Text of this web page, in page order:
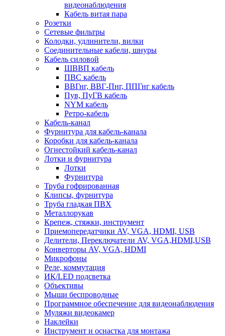
видеонаблюдения
Кабель витая пара
Розетки
Сетевые фильтры
Колодки, удлинители, вилки
Соединительные кабели, шнуры
Кабель силовой
ШВВП кабель
ПВС кабель
ВВГнг, ВВГ-Пнг, ППГнг кабель
Пув, ПуГВ кабель
NYM кабель
Ретро-кабель
Кабель-канал
Фурнитура для кабель-канала
Коробки для кабель-канала
Огнестойкий кабель-канал
Лотки и фурнитура
Лотки
Фурнитура
Труба гофрированная
Клипсы, фурнитура
Труба гладкая ПВХ
Металлорукав
Крепеж, стяжки, инструмент
Приемопередатчики AV, VGA, HDMI, USB
Делители, Переключатели AV, VGA,HDMI,USB
Конверторы AV, VGA, HDMI
Микрофоны
Реле, коммутация
ИК/LED подсветка
Объективы
Мыши беспроводные
Программное обеспечение для видеонаблюдения
Муляжи видеокамер
Наклейки
Инструмент и оснастка для монтажа